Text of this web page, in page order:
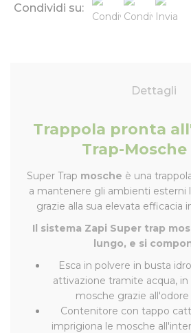
Condividi su:
Dettagli
Trappola pronta
Trap-Mosche
Super Trap mosche è una
a mantenere gli ambienti esterni
grazie alla sua elevata efficacia
Il sistema Zapi Super trap
lungo, e si
Esca in polvere in busta
attivazione tramite acqua,
mosche grazie
Contenitore con tappo
imprigiona le mosche